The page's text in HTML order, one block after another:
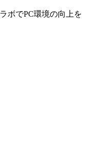
ボでPC環境の向上を